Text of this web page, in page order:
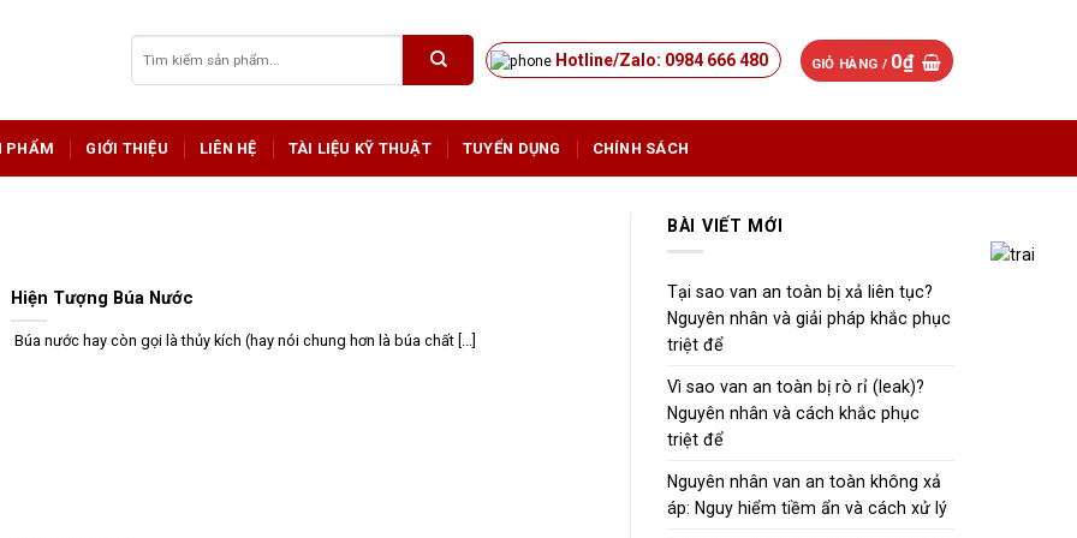
kiếm:
Hotline/Zalo: 0984 666 480 GIỎ HÀNG / 0₫
PHẨM GIỚI THIỆU LIÊN HỆ TÀI LIỆU KỸ THUẬT TUYỂN DỤNG CHÍNH SÁCH
Hiện Tượng Búa Nước
Búa nước hay còn gọi là thủy kích (hay nói chung hơn là búa chất [...]
BÀI VIẾT MỚI
Tại sao van an toàn bị xả liên tục?
Nguyên nhân và giải pháp khắc phục
triệt để
Vì sao van an toàn bị rò rỉ (leak)?
Nguyên nhân và cách khắc phục
triệt để
Nguyên nhân van an toàn không xả
áp: Nguy hiểm tiềm ẩn và cách xử lý